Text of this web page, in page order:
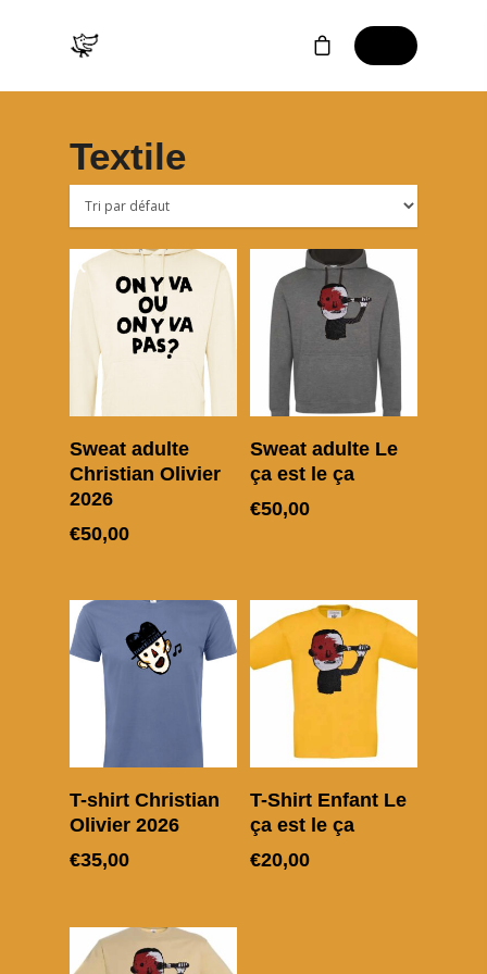
Textile
Choix des options
Sweat adulte
Christian Olivier
2026
€50,00
Choix des options
Sweat adulte Le
ça est le ça
€50,00
Choix des options
T-shirt Christian
Olivier 2026
€35,00
Choix des options
T-Shirt Enfant Le
ça est le ça
€20,00
CHATS PELÉS
CHRISTIAN
MON SLIP